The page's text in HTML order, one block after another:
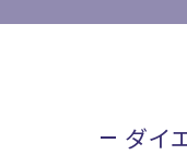
ダイ